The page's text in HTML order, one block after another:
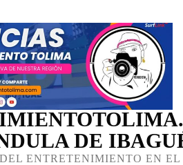
DE
ENTRETENIMIENTO EN